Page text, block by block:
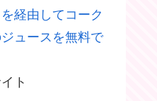
経由してコーク
ュースを無料で
ト